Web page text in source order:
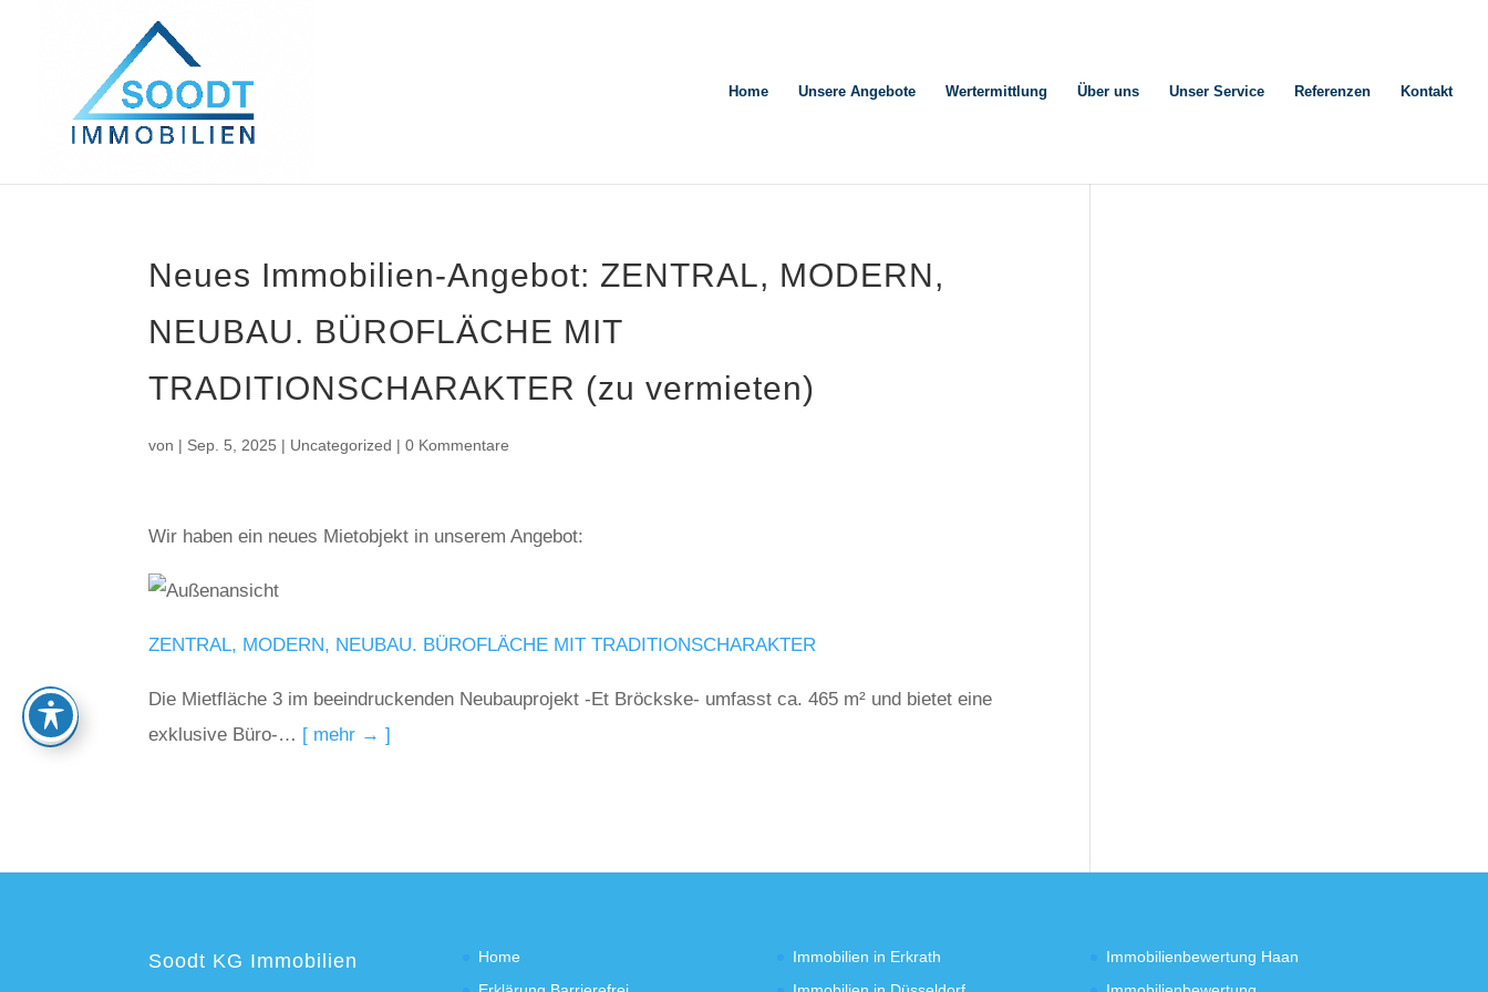
Home Unsere Angebote Wertermittlung Über uns Unser Service Referenzen Kontakt
Neues Immobilien-Angebot: ZENTRAL, MODERN,
NEUBAU. BÜROFLÄCHE MIT
TRADITIONSCHARAKTER (zu vermieten)
von | Sep. 5, 2025 | Uncategorized |0 Kommentare
Wir haben ein neues Mietobjekt in unserem Angebot:
ZENTRAL, MODERN, NEUBAU. BÜROFLÄCHE MIT TRADITIONSCHARAKTER
Die Mietfläche 3 im beeindruckenden Neubauprojekt -Et Bröckske- umfasst ca. 465 m² und bietet eine
exklusive Büro-… [ mehr → ]
Soodt KG Immobilien
Home
Immobilien in Erkrath
Immobilienbewertung Haan